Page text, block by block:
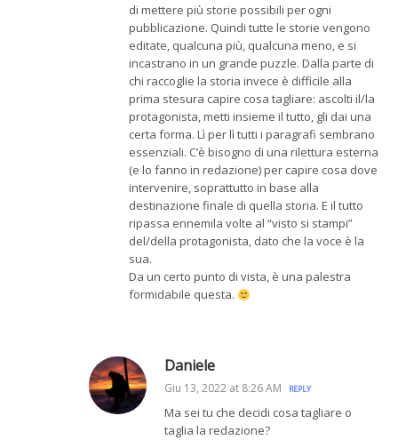
di mettere più storie possibili per ogni
pubblicazione. Quindi tutte le storie vengono
editate, qualcuna più, qualcuna meno, e si
incastrano in un grande puzzle. Dalla parte di
chi raccoglie la storia invece è difficile alla
prima stesura capire cosa tagliare: ascolti il/la
protagonista, metti insieme il tutto, gli dai una
certa forma. Lì per lì tutti i paragrafi sembrano
essenziali. C’è bisogno di una rilettura esterna
(e lo fanno in redazione) per capire cosa dove
intervenire, soprattutto in base alla
destinazione finale di quella storia. E il tutto
ripassa ennemila volte al “visto si stampi”
del/della protagonista, dato che la voce è la
sua.
Da un certo punto di vista, è una palestra
formidabile questa.
Daniele
Giu 13, 2022 at 8:26 AM REPLY
Ma sei tu che decidi cosa tagliare o
taglia la redazione?